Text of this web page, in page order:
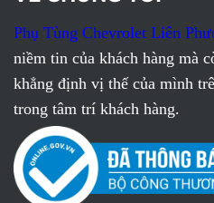
Phụ Tùng Chevrolet Liên
niềm tin của khách hàng mà
khẳng định vị thế của mình
trong tâm trí khách hàng.